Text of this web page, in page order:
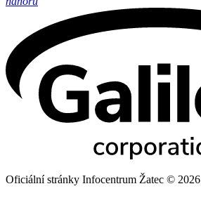
Oficiální stránky Infocentrum Žatec © 2026